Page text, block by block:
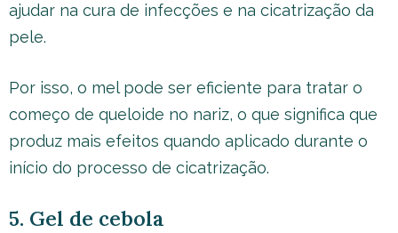
ajudar na cura de infecções e na cicatrização da
pele.
Por isso, o mel pode ser eficiente para tratar o
começo de queloide no nariz, o que significa que
produz mais efeitos quando aplicado durante o
início do processo de cicatrização.
5. Gel de cebola